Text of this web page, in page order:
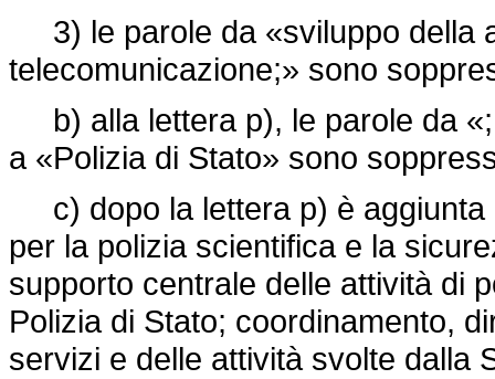
3) le parole da «sviluppo della
telecomunicazione;» sono
b) alla lettera p), le parole da
a «Polizia di Stato» sono
c) dopo la lettera p) è aggiunta
per la polizia scientifica e la
supporto centrale delle attività di
Polizia di Stato; coordinamento,
servizi e delle attività svolte dalla